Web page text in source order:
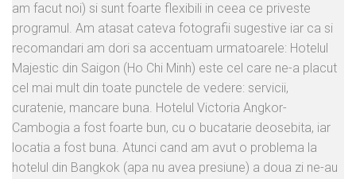
am facut noi) si sunt foarte flexibili in ceea ce priveste
programul. Am atasat cateva fotografii sugestive iar ca si
recomandari am dori sa accentuam urmatoarele: Hotelul
Majestic din Saigon (Ho Chi Minh) este cel care ne-a placut
cel mai mult din toate punctele de vedere: servicii,
curatenie, mancare buna. Hotelul Victoria Angkor-
Cambogia a fost foarte bun, cu o bucatarie deosebita, iar
locatia a fost buna. Atunci cand am avut o problema la
hotelul din Bangkok (apa nu avea presiune) a doua zi ne-au